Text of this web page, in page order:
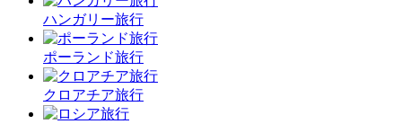
ハンガリー旅行
ポーランド旅行
クロアチア旅行